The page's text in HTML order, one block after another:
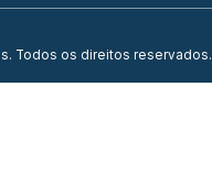
Todos os direitos reservados.